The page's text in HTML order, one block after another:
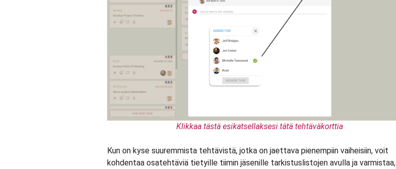
Klikkaa tästä esikatsellaksesi tätä tehtäväkorttia
Kun on kyse suuremmista tehtävistä, jotka on jaettava pienempiin vaiheisiin, voit
kohdentaa osatehtäviä tietyille tiimin jäsenille tarkistuslistojen avulla ja varmistaa,